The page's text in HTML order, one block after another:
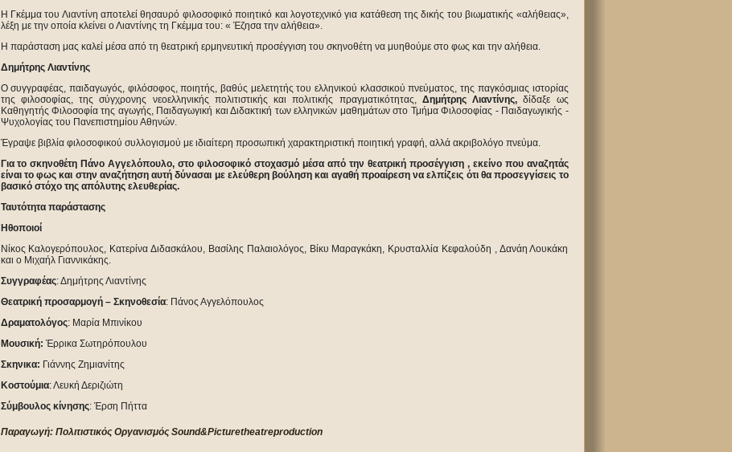
Η Γκέμμα του Λιαντίνη αποτελεί θησαυρό φιλοσοφικό ποιητικό και λογοτεχνικό για κατάθεση της δικής του βιωματικής «αλήθειας»,
λέξη με την οποία κλείνει ο Λιαντίνης τη Γκέμμα του: « Έζησα την αλήθεια».
Η παράσταση μας καλεί μέσα από τη θεατρική ερμηνευτική προσέγγιση του σκηνοθέτη να μυηθούμε στο φως και την αλήθεια.
Δημήτρης Λιαντίνης
Ο συγγραφέας, παιδαγωγός, φιλόσοφος, ποιητής, βαθύς μελετητής του ελληνικού κλασσικού πνεύματος, της παγκόσμιας ιστορίας
της φιλοσοφίας, της σύγχρονης νεοελληνικής πολιτιστικής και πολιτικής πραγματικότητας, Δημήτρης Λιαντίνης,δίδαξε ως
Καθηγητής Φιλοσοφία της αγωγής, Παιδαγωγική και Διδακτική των ελληνικών μαθημάτων στο Τμήμα Φιλοσοφίας - Παιδαγωγικής -
Ψυχολογίας του Πανεπιστημίου Αθηνών.
Έγραψε βιβλία φιλοσοφικού συλλογισμού με ιδιαίτερη προσωπική χαρακτηριστική ποιητική γραφή, αλλά ακριβολόγο πνεύμα.
Για το σκηνοθέτη Πάνο Αγγελόπουλο, στο φιλοσοφικό στοχασμό μέσα από την θεατρική προσέγγιση , εκείνο που αναζητάς
είναι το φως και στην αναζήτηση αυτή δύνασαι με ελεύθερη βούληση και αγαθή προαίρεση να ελπίζεις ότι θα προσεγγίσεις το
βασικό στόχο της απόλυτης ελευθερίας.
Ταυτότητα παράστασης
Ηθοποιοί
Νίκος Καλογερόπουλος, Κατερίνα Διδασκάλου, Βασίλης Παλαιολόγος, Βίκυ Μαραγκάκη, Κρυσταλλία Κεφαλούδη , Δανάη Λουκάκη
και ο Μιχαήλ Γιαννικάκης.
Συγγραφέας: Δημήτρης Λιαντίνης
Θεατρική προσαρμογή – Σκηνοθεσία: Πάνος Αγγελόπουλος
Δραματολόγος: Mαρία Μπινίκου
Μουσική: Έρρικα Σωτηρόπουλου
Σκηνικα: Γιάννης Ζημιανίτης
Κοστούμια: Λευκή Δεριζιώτη
Σύμβουλος κίνησης: Έρση Πήττα
Παραγωγή: Πολιτιστικός Οργανισμός Sound&Picturetheatreproduction